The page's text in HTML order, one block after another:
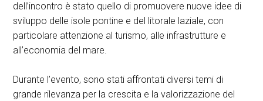
dell’incontro è stato quello di promuovere nuove idee di
sviluppo delle isole pontine e del litorale laziale, con
particolare attenzione al turismo, alle infrastrutture e
all’economia del mare.
Durante l’evento, sono stati affrontati diversi temi di
grande rilevanza per la crescita e la valorizzazione del